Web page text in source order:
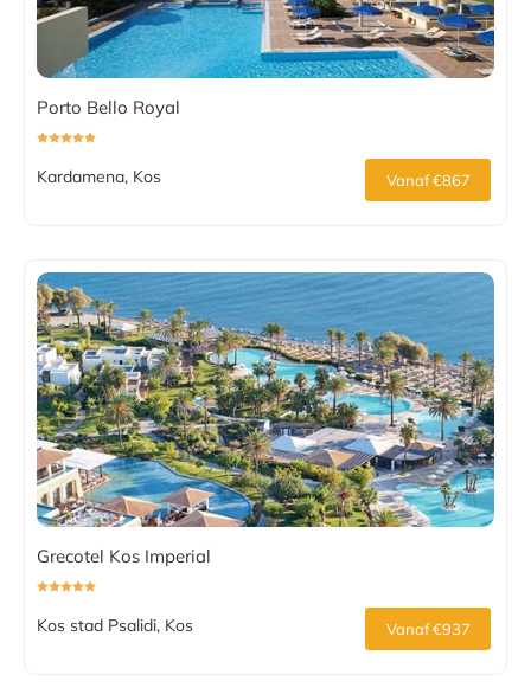
Porto Bello Royal
Kardamena, Kos Vanaf €867
Grecotel Kos Imperial
Kos stad Psalidi, Kos Vanaf €937